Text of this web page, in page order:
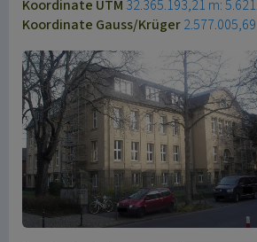
Koordinate UTM 32.365.193,21 m:
Koordinate Gauss/Krüger